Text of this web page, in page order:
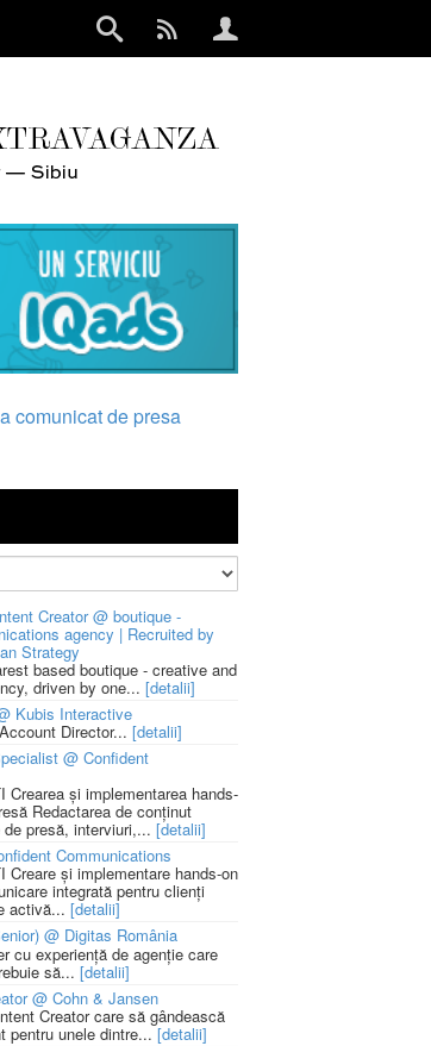
comunicat de presa
Creator @ boutique -
agency | Recruited by
Strategy
based boutique - creative and
driven by one... [detalii]
Kubis Interactive
Director... [detalii]
@ Confident
Crearea și implementarea hands-
Redactarea de conținut
presă, interviuri,... [detalii]
Communications
Creare și implementare hands-on
integrată pentru clienți
activă... [detalii]
@ Digitas România
cu experiență de agenție care
să... [detalii]
@ Cohn & Jansen
Creator care să gândească
pentru unele dintre...[detalii]